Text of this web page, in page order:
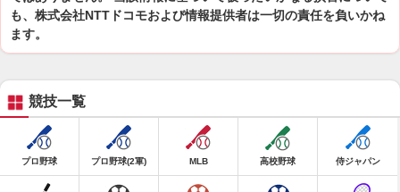
も、株式会社NTTドコモおよび情報提供者は一切の責任を負いかね
ます。
競技一覧
プロ野球 プロ野球(2軍) MLB 高校野球 侍ジャパン